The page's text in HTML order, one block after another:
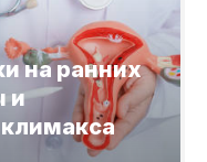
на ранних
и